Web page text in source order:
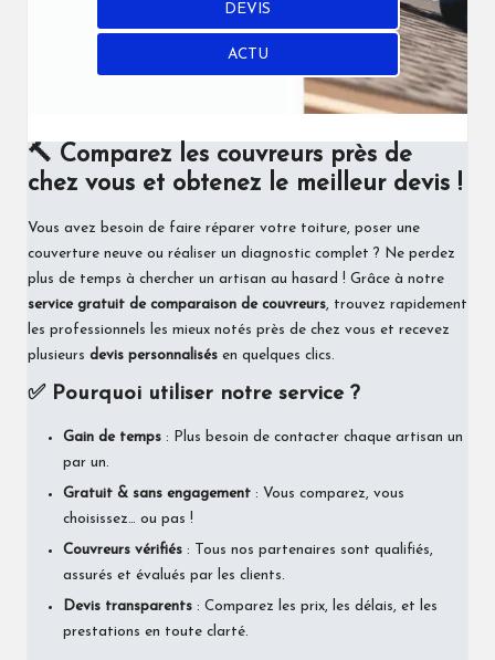
DEVIS
ACTU
🔨 Comparez les couvreurs près de
chez vous et obtenez le meilleur devis !
Vous avez besoin de faire réparer votre toiture, poser une
couverture neuve ou réaliser un diagnostic complet ? Ne perdez
plus de temps à chercher un artisan au hasard ! Grâce à notre
service gratuit de comparaison de couvreurs , trouvez rapidement
les professionnels les mieux notés près de chez vous et recevez
plusieurs devis personnalisés en quelques clics.
✅ Pourquoi utiliser notre service ?
Gain de temps : Plus besoin de contacter chaque artisan un
par un.
Gratuit & sans engagement : Vous comparez, vous
choisissez… ou pas !
Couvreurs vérifiés : Tous nos partenaires sont qualifiés,
assurés et évalués par les clients.
Devis transparents : Comparez les prix, les délais, et les
prestations en toute clarté.